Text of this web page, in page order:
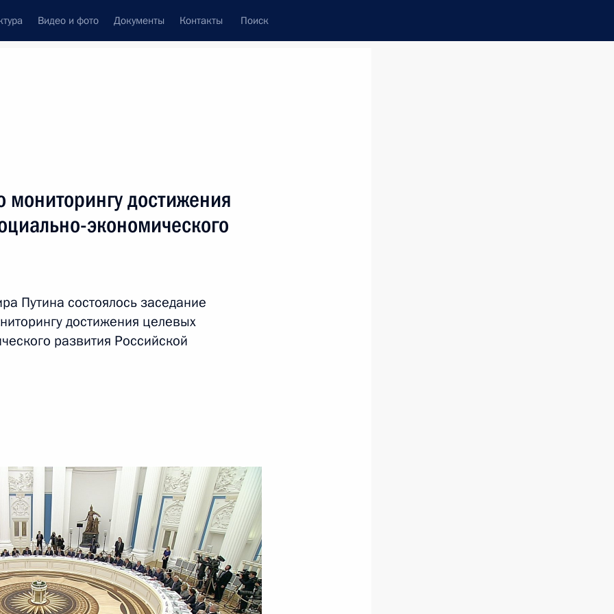
Видео и фото Документы Контакты Поиск
следующие материалы
защиты Максимом
достижения
экономического
Путина состоялось заседание
достижения целевых
развития Российской